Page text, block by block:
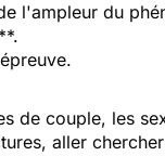
l'ampleur du
épreuve.
de couple, les
aller